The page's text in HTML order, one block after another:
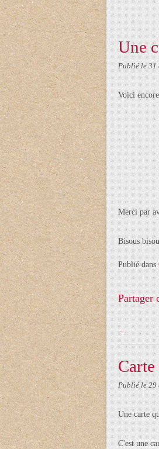
Une
Publié le31
Voici
Merci par
Bisous
Publié dans
Partager
…
Publié le 29
Une carte
C'est une